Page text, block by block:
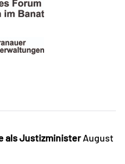
als Justizminister August